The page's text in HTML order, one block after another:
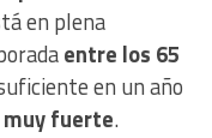
en plena
entre los 65
en un año
muy fuerte.